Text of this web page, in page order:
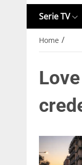
Serie TV
Home /